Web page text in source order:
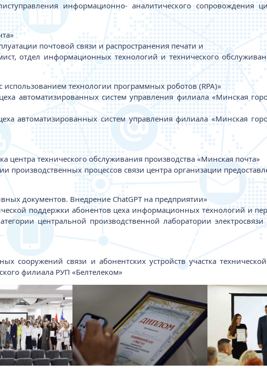
информационно- аналитического сопровождения
почтовой связи и распространения печати и
отдел информационных технологий и технического
технологии программных роботов (RPA)»
автоматизированных систем управления филиала «Минская
автоматизированных систем управления филиала «Минская
технического обслуживания производства «Минская почта»
производственных процессов связи центра организации
документов. Внедрение ChatGPT на предприятии»
поддержки абонентов цеха информационных технологий и
центральной производственной лаборатории
сооружений связи и абонентских устройств участка
филиала РУП «Белтелеком»
Изображение Изображение